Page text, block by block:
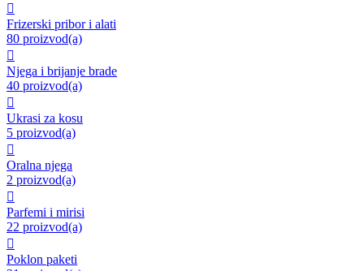

Frizerski pribor i alati
80 proizvod(a)

Njega i brijanje brade
40 proizvod(a)

Ukrasi za kosu
5 proizvod(a)

Oralna njega
2 proizvod(a)

Parfemi i mirisi
22 proizvod(a)

Poklon paketi